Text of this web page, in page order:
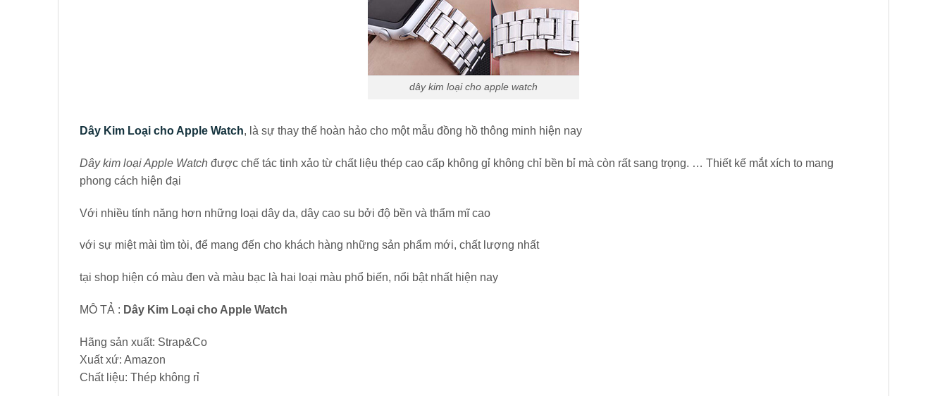
dây kim loại cho apple watch
Dây Kim Loại cho Apple Watch, là sự thay thế hoàn hảo cho một mẫu đồng hồ thông minh hiện nay
Dây kim loại Apple Watch được chế tác tinh xảo từ chất liệu thép cao cấp không gỉ không chỉ bền bỉ mà còn rất sang trọng. … Thiết kế mắt xích to mang
phong cách hiện đại
Với nhiều tính năng hơn những loại dây da, dây cao su bởi độ bền và thẩm mĩ cao
với sự miệt mài tìm tòi, để mang đến cho khách hàng những sản phẩm mới, chất lượng nhất
tại shop hiện có màu đen và màu bạc là hai loại màu phổ biến, nổi bật nhất hiện nay
MÔ TẢ : Dây Kim Loại cho Apple Watch
Hãng sản xuất: Strap&Co
Xuất xứ: Amazon
Chất liệu: Thép không rỉ